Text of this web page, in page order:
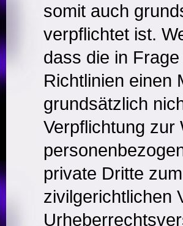
somit auch
verpflichtet ist.
dass die in
Richtlinien einen
grundsätzlich
Verpflichtung zur
private Dritte
zivilgerichtlichen